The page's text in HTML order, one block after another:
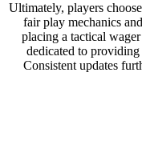
Ultimately, players
fair play mechanics
placing a tactical
dedicated to
Consistent updates